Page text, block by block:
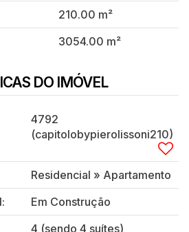
210.00 m²
3054.00 m²
DO IMÓVEL
4792
(capitolobypierolissoni210)
Residencial » Apartamento
Em Construção
4 (sendo 4 suítes)